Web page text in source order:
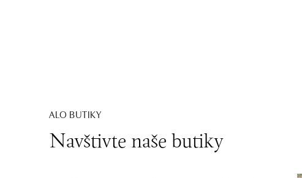
ALO BUTIKY
Navštivte naše butiky